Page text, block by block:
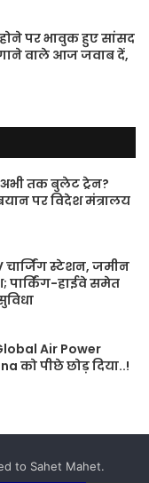
पर भावुक हुए सांसद
वाले आज जवाब दें,
तक बुलेट ट्रेन?
पर विदेश मंत्रालय
चार्जिंग स्टेशन, जमीन
पार्किंग-हाईवे समेत
Air Power
को पीछे छोड़ दिया..!
to Sahet Mahet.